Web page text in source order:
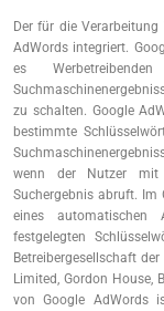
Der für die
AdWords integriert.
es
zu schalten. Google
bestimmte
wenn der Nutzer mit
Suchergebnis abruft. Im
eines
festgelegten
Betreibergesellschaft
Limited, Gordon House,
von Google AdWords